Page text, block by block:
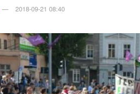
2018-09-21 08:40